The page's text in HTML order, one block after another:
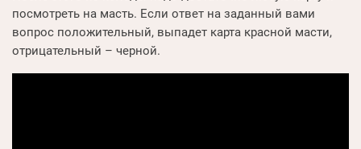
посмотреть на масть. Если ответ на заданный вами
вопрос положительный, выпадет карта красной масти,
отрицательный – черной.